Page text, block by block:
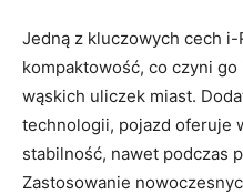
Jedną z kluczowych cech i-
kompaktowość, co czyni
wąskich uliczek miast.
technologii, pojazd oferuje
stabilność, nawet podczas
Zastosowanie